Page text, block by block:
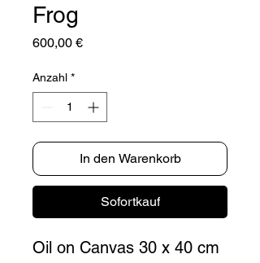
Frog
600,00 €Preis
Anzahl *
In den Warenkorb
Sofortkauf
Oil on Canvas 30 x 40 cm